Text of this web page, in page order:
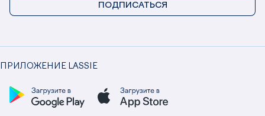
ПРИЛОЖЕНИЕ LASSIE
ПОДПИСАТЬСЯ